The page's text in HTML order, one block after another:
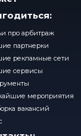
про арбитраж
партнерки
рекламные сети
сервисы
мероприятия
вакансий